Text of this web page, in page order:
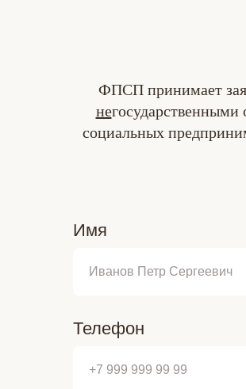
ФПСП принимает
не
социальных
Имя
Телефон